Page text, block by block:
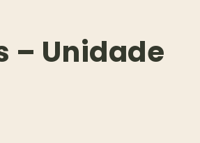
– Unidade